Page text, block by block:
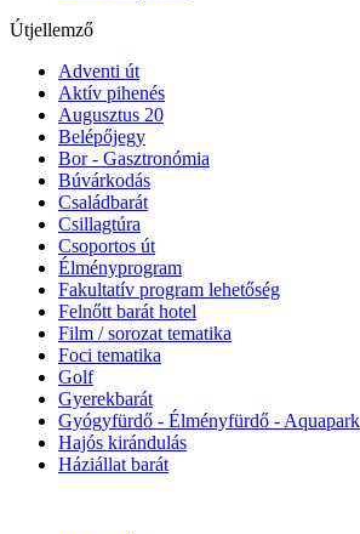
Útjellemző
Adventi út
Aktív pihenés
Augusztus 20
Belépőjegy
Bor - Gasztronómia
Búvárkodás
Családbarát
Csillagtúra
Csoportos út
Élményprogram
Fakultatív program lehetőség
Felnőtt barát hotel
Film / sorozat tematika
Foci tematika
Golf
Gyerekbarát
Gyógyfürdő - Élményfürdő - Aquapark
Hajós kirándulás
Háziállat barát